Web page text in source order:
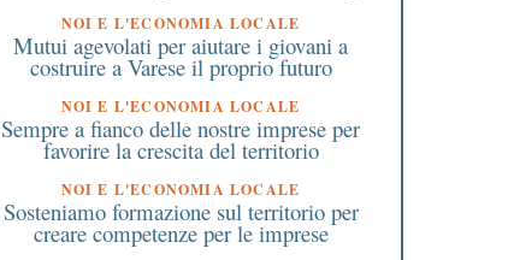
NOI E L'ECONOMIA LOCALE
Mutui agevolati per aiutare i giovani a
costruire a Varese il proprio futuro
NOI E L'ECONOMIA LOCALE
Sempre a fianco delle nostre imprese per
favorire la crescita del territorio
NOI E L'ECONOMIA LOCALE
Sosteniamo formazione sul territorio per
creare competenze per le imprese